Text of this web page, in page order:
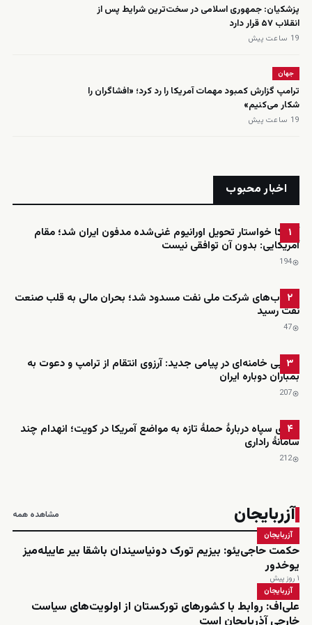
پزشکیان: جمهوری اسلامی در سخت‌ترین شرایط پس از
انقلاب ۵۷ قرار دارد
19 ساعت پیش
جهان
ترامپ گزارش کمبود مهمات آمریکا را رد کرد؛ «افشاگران را
شکار می‌کنیم»
19 ساعت پیش
اخبار محبوب
۱
آمریکا خواستار تحویل اورانیوم غنی‌شده مدفون ایران شد؛ مقام
آمریکایی: بدون آن توافقی نیست
194
۲
حساب‌های شرکت ملی نفت مسدود شد؛ بحران مالی به قلب صنعت
نفت رسید
47
۳
مجتبی خامنه‌ای در پیامی جدید: آرزوی انتقام از ترامپ و دعوت به
بمباران دوباره ایران
207
۴
ادعای سپاه دربارهٔ حملهٔ تازه به مواضع آمریکا در کویت؛ انهدام چند
سامانهٔ راداری
212
آزربایجان مشاهده همه
آزربایجان
حکمت حاجی‌یئو: بیزیم تورک دونیاسیندان باشقا بیر عاییله‌میز
یوخدور
۱ روز پیش
آزربایجان
علی‌اف: روابط با کشورهای تورکستان از اولویت‌های سیاست